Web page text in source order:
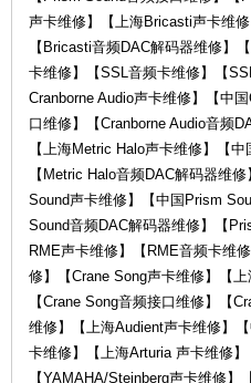
声卡维修】【上海Bricasti声卡维
【Bricasti音频DAC解码器维修】
卡维修】【SSL音频卡维修】【
Cranborne Audio声卡维修】【中
口维修】【Cranborne Audio音频
【上海Metric Halo声卡维修】【
【Metric Halo音频DAC解码器维
Sound声卡维修】【中国Prism
Sound音频DAC解码器维修】【
RME声卡维修】【RME音频卡维
修】【Crane Song声卡维修】【
【Crane Song音频接口维修】【
维修】【上海Audient声卡维修】
卡维修】【上海Arturia 声卡维修
【YAMAHA/Steinberg声卡维修